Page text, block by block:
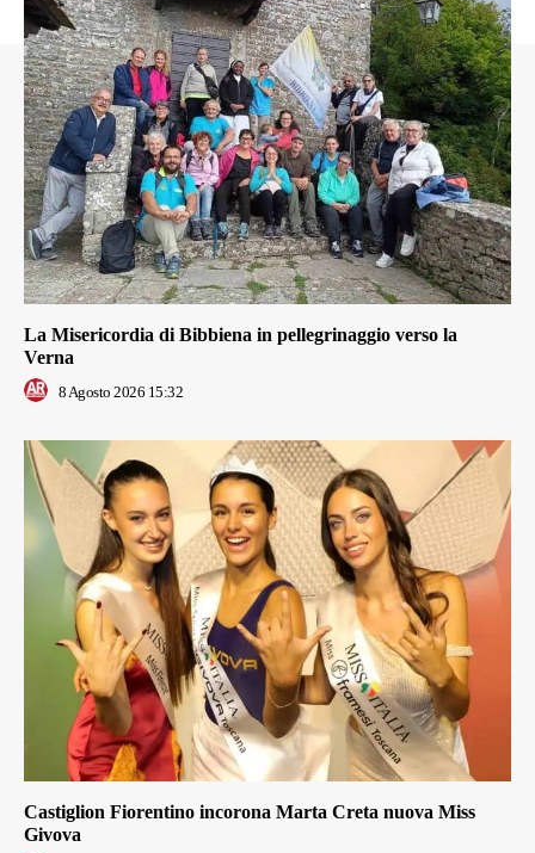
La Misericordia di Bibbiena in pellegrinaggio verso la
Verna
8 Agosto 2026 15:32
Castiglion Fiorentino incorona Marta Creta nuova Miss
Givova